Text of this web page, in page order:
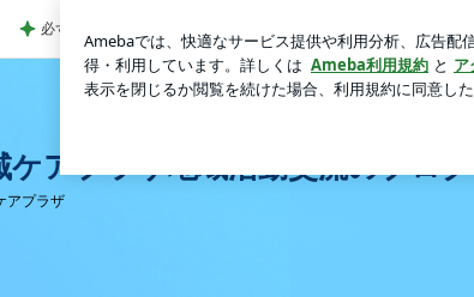
必ずどこで買ったか聞かれるデニム
ケアプラザ地域活動交流のブログ
アプラザ